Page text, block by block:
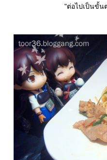
"ต่อไปเป็นขั้น